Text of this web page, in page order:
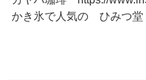
かき氷で人気の ひみつ